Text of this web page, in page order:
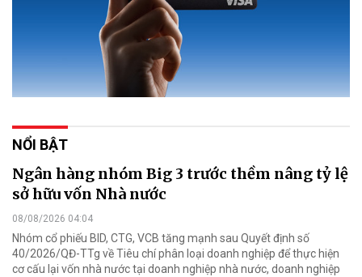
NỔI BẬT
Ngân hàng nhóm Big 3 trước thềm nâng tỷ lệ
sở hữu vốn Nhà nước
08/08/2026 04:04
Nhóm cổ phiếu BID, CTG, VCB tăng mạnh sau Quyết định số
40/2026/QĐ-TTg về Tiêu chí phân loại doanh nghiệp để thực hiện
cơ cấu lại vốn nhà nước tại doanh nghiệp nhà nước, doanh nghiệp